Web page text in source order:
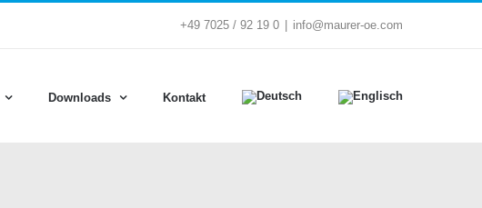
+49 7025 / 92 19 0 info@maurer-oe.com
Downloads Kontakt